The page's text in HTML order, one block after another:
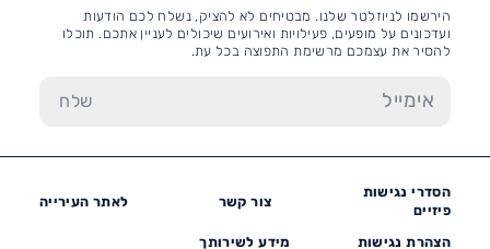
הירשמו לניוזלטר שלנו. מבטיחים לא להציק, נשלח לכם הודעות
ועדכונים על מופעים, פעילויות ואירועים שיכולים לעניין אתכם. תוכלו
להסיר את עצמכם מרשימת התפוצה בכל עת.
הסדרי נגישות
פיזיים
צור קשר לאתר העירייה
הצהרת נגישות מידע לשירותך